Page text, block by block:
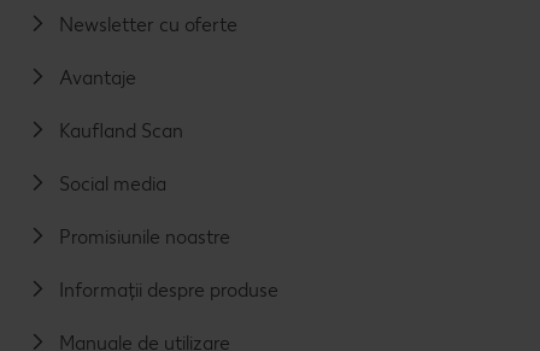
Newsletter cu oferte
Avantaje
Kaufland Scan
Social media
Promisiunile noastre
Informații despre produse
Manuale de utilizare